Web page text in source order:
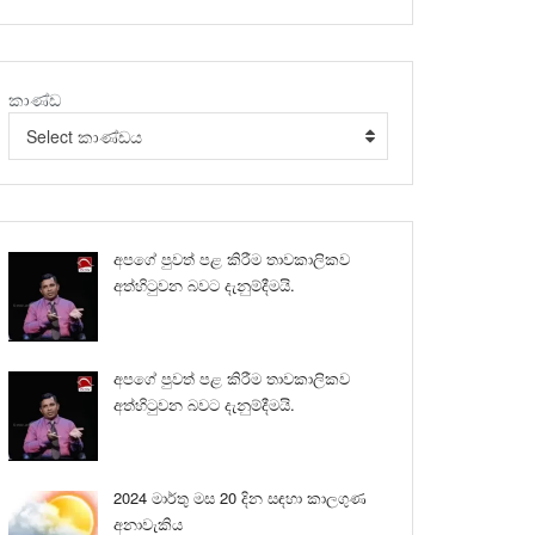
කාණ්ඩ
Select කාණ්ඩය
අපගේ පුවත් පළ කිරීම තාවකාලිකව
අත්හිටුවන බවට දැනුම්දීමයි.
අපගේ පුවත් පළ කිරීම තාවකාලිකව
අත්හිටුවන බවට දැනුම්දීමයි.
2024 මාර්තු මස 20 දින සඳහා කාලගුණ
අනාවැකිය